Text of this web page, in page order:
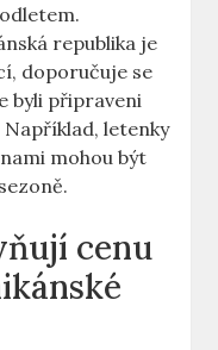
republika je
doporučuje se
byli připraveni
Například, letenky
mohou být
cenu